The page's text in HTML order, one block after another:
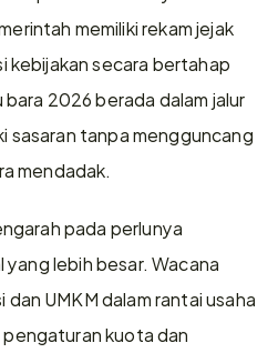
memiliki rekam jejak
kebijakan secara bertahap
2026 berada dalam jalur
sasaran tanpa mengguncang
mendadak.
pada perlunya
lebih besar. Wacana
UMKM dalam rantai usaha
kuota dan